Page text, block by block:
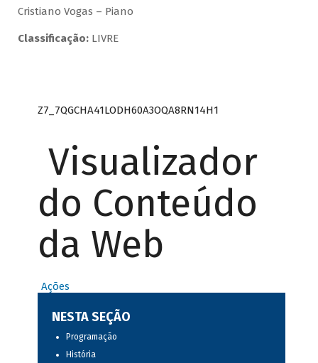
Cristiano Vogas – Piano
Classificação:LIVRE
Z7_7QGCHA41LODH60A3OQA8RN14H1
Visualizador
do Conteúdo
da Web
Ações
NESTA SEÇÃO
Programação
História